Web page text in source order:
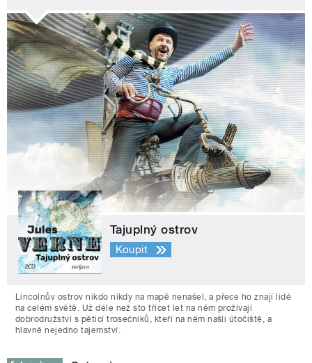
Tajuplný ostrov
Koupit
Lincolnův ostrov nikdo nikdy na mapě nenašel, a přece ho znají lidé
na celém světě. Už déle než sto třicet let na něm prožívají
dobrodružství s pěticí trosečníků, kteří na něm našli útočiště, a
hlavně nejedno tajemství.